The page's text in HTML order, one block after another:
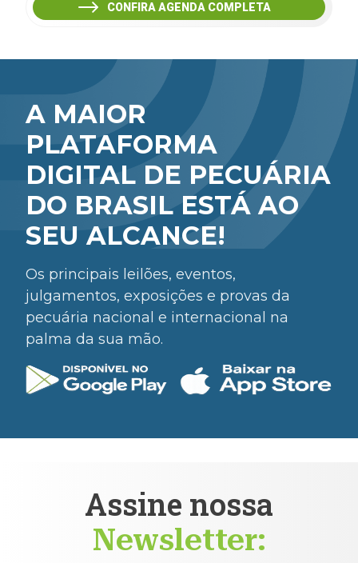
CONFIRA AGENDA COMPLETA
A MAIOR
PLATAFORMA
DIGITAL DE PECUÁRIA
DO BRASIL ESTÁ AO
SEU ALCANCE!
Os principais leilões, eventos,
julgamentos, exposições e provas da
pecuária nacional e internacional na
palma da sua mão.
Assine nossa
Newsletter: